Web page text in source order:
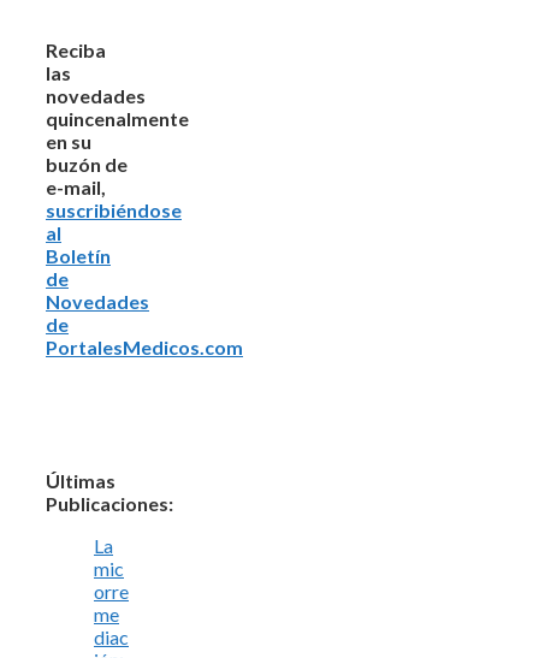
Reciba
las
novedades
quincenalmente
en su
buzón de
e-mail,
suscribiéndose
al
Boletín
de
Novedades
de
PortalesMedicos.com
Últimas
Publicaciones:
La
mic
orre
me
diac